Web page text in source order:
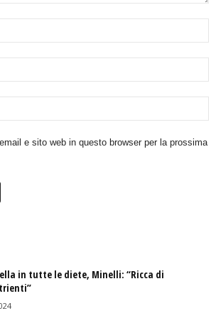
e sito web in questo browser per la prossima
in tutte le diete, Minelli: “Ricca di